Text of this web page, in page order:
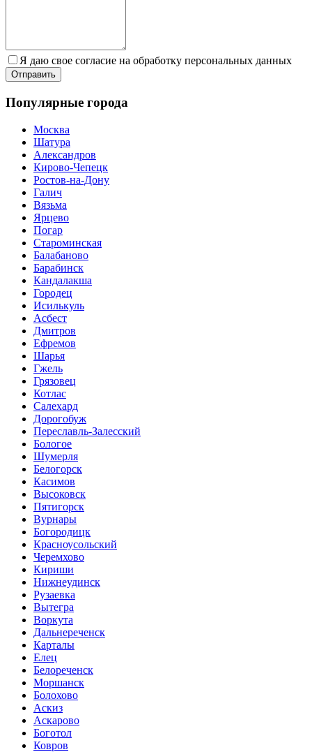
Я даю свое согласие на обработку персональных данных
Популярные города
Москва
Шатура
Александров
Кирово-Чепецк
Ростов-на-Дону
Галич
Вязьма
Ярцево
Погар
Староминская
Балабаново
Барабинск
Кандалакша
Городец
Исилькуль
Асбест
Дмитров
Ефремов
Шарья
Гжель
Грязовец
Котлас
Салехард
Дорогобуж
Переславль-Залесский
Бологое
Шумерля
Белогорск
Касимов
Высоковск
Пятигорск
Вурнары
Богородицк
Красноусольский
Черемхово
Кириши
Нижнеудинск
Рузаевка
Вытегра
Воркута
Дальнереченск
Карталы
Елец
Белореченск
Моршанск
Болохово
Аскиз
Аскарово
Боготол
Ковров